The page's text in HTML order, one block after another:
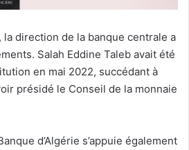
direction de la banque centrale a
Salah Eddine Taleb avait été
en mai 2022, succédant à
présidé le Conseil de la monnaie
d’Algérie s’appuie également